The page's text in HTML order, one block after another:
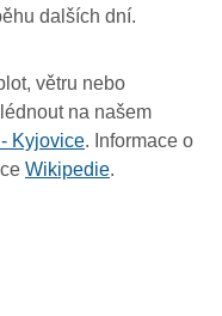
dalších dní.
větru nebo
na našem
Kyjovice. Informace o
Wikipedie.